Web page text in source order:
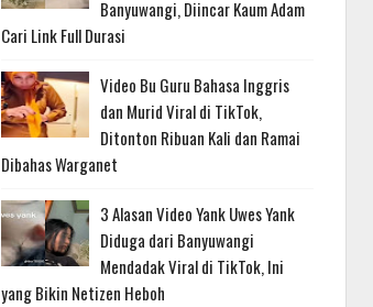
Banyuwangi, Diincar Kaum Adam
Cari Link Full Durasi
Video Bu Guru Bahasa Inggris
dan Murid Viral di TikTok,
Ditonton Ribuan Kali dan Ramai
Dibahas Warganet
3 Alasan Video Yank Uwes Yank
Diduga dari Banyuwangi
Mendadak Viral di TikTok, Ini
yang Bikin Netizen Heboh